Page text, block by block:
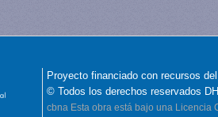
Proyecto financiado con recursos
© Todos los derechos reservados
cbna Esta obra está bajo una Licencia